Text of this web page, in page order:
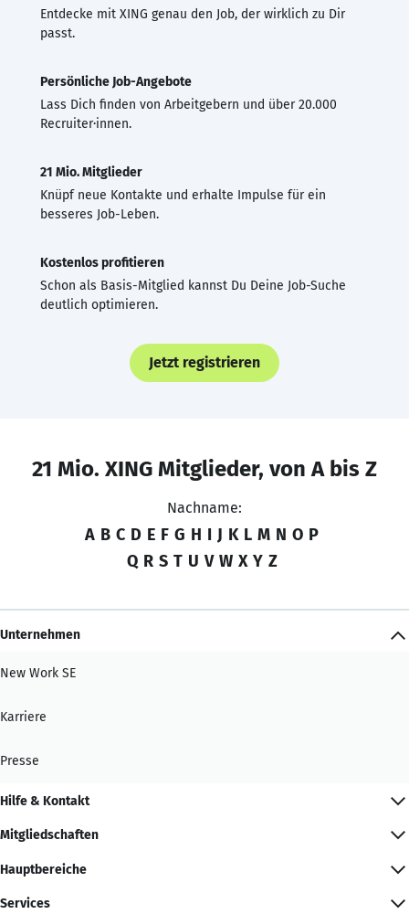
Entdecke mit XING genau den Job, der wirklich zu Dir
passt.
Persönliche Job-Angebote
Lass Dich finden von Arbeitgebern und über 20.000
Recruiter·innen.
21 Mio. Mitglieder
Knüpf neue Kontakte und erhalte Impulse für ein
besseres Job-Leben.
Kostenlos profitieren
Schon als Basis-Mitglied kannst Du Deine Job-Suche
deutlich optimieren.
Jetzt registrieren
21 Mio. XING Mitglieder, von A bis Z
Nachname:
A B C D E F G H I J K L M N O P
Q R S T U V W X Y Z
Unternehmen
New Work SE
Karriere
Presse
Hilfe & Kontakt
Mitgliedschaften
Hauptbereiche
Services